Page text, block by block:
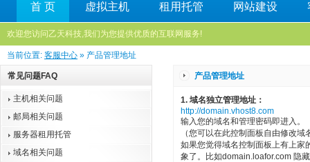
首 页 虚拟主机 租用托管 网站建设
欢迎您访问乙天科技,我们为您提供优质的互联网服务!
当前位置: 客服中心 » 产品管理地址
常见问题FAQ
主机相关问题
邮局相关问题
服务器租用托管
域名相关问题
产品管理地址
1. 域名独立管理地址：
http://domain.vhost8.com
输入您的域名和管理密码即进入。
（您可以在此控制面板自由修改
如果您觉得域名控制面板上有上家
象了。比如domain.loafor.com 隐